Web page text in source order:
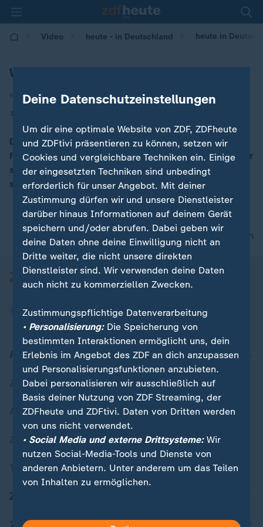
Video heute - in Deutschland heute in
Wählerstimmung vor der Europawahl
von Alexander Poel
31.05.2024 | 14:00
Das aktuelle ZDF-Politbarometer extra zeigt, dass vor
fünf Jahren 56 Prozent der Befragten starkes oder sehr
starkes Interesse an der Europawahl bekundeten; nun
sind es 61 Prozent.
nach oben
Aktuell bei ZDFheute
Zuletzt veröffentlicht
Aktuelle Sendungs-Videos
ZDFheute Stories
Themen im Überblick
Deine Datenschutzeinstellungen
Um dir eine optimale Website von ZDF, ZDFheute
und ZDFtivi präsentieren zu können, setzen wir
Cookies und vergleichbare Techniken ein. Einige
der eingesetzten Techniken sind unbedingt
erforderlich für unser Angebot. Mit deiner
Zustimmung dürfen wir und unsere Dienstleister
darüber hinaus Informationen auf deinem Gerät
speichern und/oder abrufen. Dabei geben wir
deine Daten ohne deine Einwilligung nicht an
Dritte weiter, die nicht unsere direkten
Dienstleister sind. Wir verwenden deine Daten
auch nicht zu kommerziellen Zwecken.
Zustimmungspflichtige Datenverarbeitung
• Personalisierung:Die Speicherung von
bestimmten Interaktionen ermöglicht uns, dein
Erlebnis im Angebot des ZDF an dich anzupassen
und Personalisierungsfunktionen anzubieten.
Dabei personalisieren wir ausschließlich auf
Basis deiner Nutzung von ZDF Streaming, der
ZDFheute und ZDFtivi. Daten von Dritten werden
von uns nicht verwendet.
• Social Media und externe Drittsysteme:Wir
nutzen Social-Media-Tools und Dienste von
anderen Anbietern. Unter anderem um das Teilen
von Inhalten zu ermöglichen.
deine Daten speichern und verarbeiten dürfen.